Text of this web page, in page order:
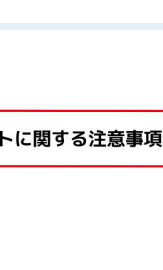
に関する注意事項